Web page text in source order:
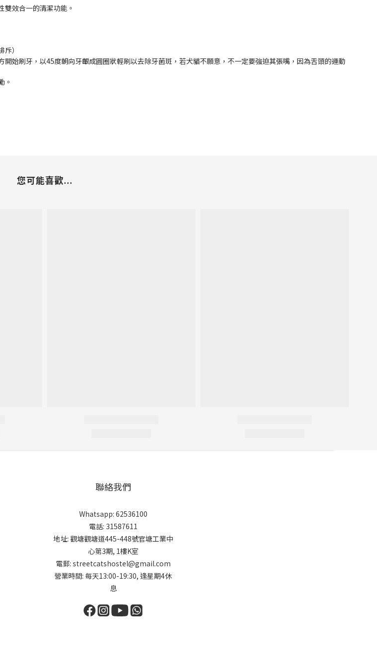
效合一的清潔功能。
）
開始刷牙，以45度朝向牙齦成圓圈狀輕刷以去除牙菌斑，若犬貓不願意，不一定要強迫其張嘴，因為舌頭的運動
。
您可能喜歡...
聯絡我們
Whatsapp: 62536100
電話: 31587611
地址: 觀塘觀塘道445-448號官塘工業中
心第3期, 1樓K室
電郵: streetcatshostel@gmail.com
營業時間: 每天13:00-19:30, 逢星期4休
息